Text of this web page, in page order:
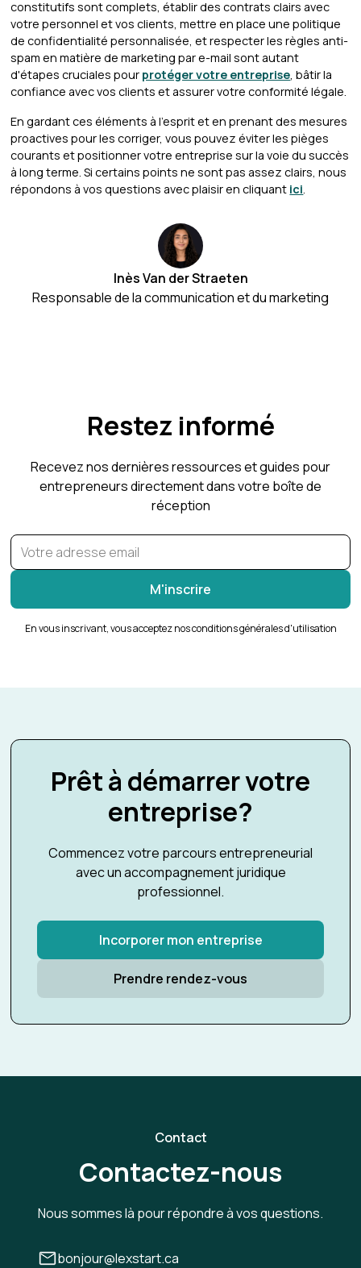
constitutifs sont complets, établir des contrats clairs avec
votre personnel et vos clients, mettre en place une politique
de confidentialité personnalisée, et respecter les règles anti-
spam en matière de marketing par e-mail sont autant
d'étapes cruciales pour protéger votre entreprise, bâtir la
confiance avec vos clients et assurer votre conformité légale.
En gardant ces éléments à l'esprit et en prenant des mesures
proactives pour les corriger, vous pouvez éviter les pièges
courants et positionner votre entreprise sur la voie du succès
à long terme. Si certains points ne sont pas assez clairs, nous
répondons à vos questions avec plaisir en cliquant ici.
Inès Van der Straeten
Responsable de la communication et du marketing
Restez informé
Recevez nos dernières ressources et guides pour
entrepreneurs directement dans votre boîte de
réception
En vous inscrivant, vous acceptez nos conditions générales d'utilisation
Prêt à démarrer votre
entreprise?
Commencez votre parcours entrepreneurial
avec un accompagnement juridique
professionnel.
Incorporer mon entreprise
Prendre rendez-vous
Contact
Contactez-nous
Nous sommes là pour répondre à vos questions.
bonjour@lexstart.ca